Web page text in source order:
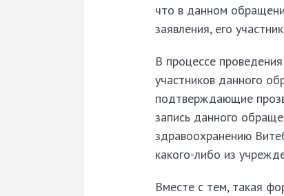
что в данном
заявления, его
В процессе
участников данного
подтверждающие
запись данного
здравоохранению
какого-либо из
Вместе с тем, такая